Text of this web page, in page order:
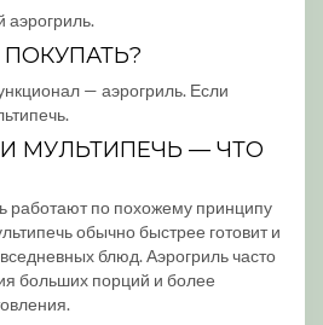
аэрогриль.
— аэрогриль. Если
МУЛЬТИПЕЧЬ — ЧТО
работают по похожему принципу
обычно быстрее готовит и
блюд. Аэрогриль часто
больших порций и более